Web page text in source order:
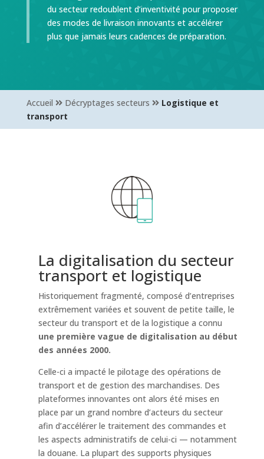
du secteur redoublent d’inventivité pour proposer
des modes de livraison innovants et accélérer
plus que jamais leurs cadences de préparation.
Accueil Décryptages secteurs
Logistique et
transport
La digitalisation du secteur
transport et logistique
Historiquement fragmenté, composé d’entreprises
extrêmement variées et souvent de petite taille, le
secteur du transport et de la logistique a connu
une première vague de digitalisation au début
des années 2000.
Celle-ci a impacté le pilotage des opérations de
transport et de gestion des marchandises. Des
plateformes innovantes ont alors été mises en
place par un grand nombre d’acteurs du secteur
afin d’accélérer le traitement des commandes et
les aspects administratifs de celui-ci — notamment
la douane. La plupart des supports physiques